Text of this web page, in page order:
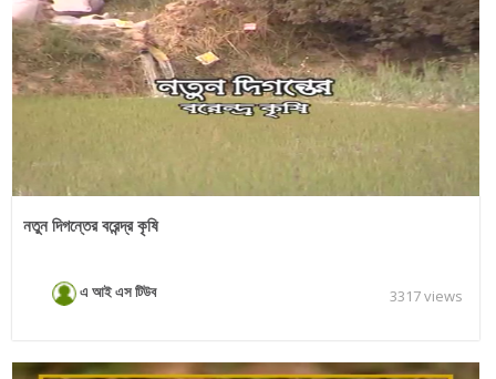
নতুন দিগন্তের বরেন্দ্র কৃষি
এ আই এস টিউব 3317 views